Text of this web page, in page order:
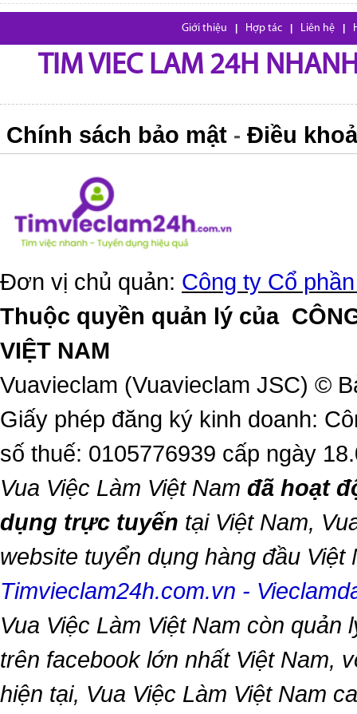
Giới thiệu Hợp tác Liên hệ
TIM VIEC LAM 24H
Chính sách bảo mật - Điều
Đơn vị chủ quản: Công ty Cổ
Thuộc quyền quản lý của
VIỆT NAM
Vuavieclam (Vuavieclam JSC) ©
Giấy phép đăng ký kinh doanh:
số thuế: 0105776939 cấp ngày
Vua Việc Làm Việt Nam đã hoạt
dụng trực tuyến tại Việt Nam,
website tuyển dụng hàng đầu
Timvieclam24h.com.vn -
Vua Việc Làm Việt Nam còn quản
trên facebook lớn nhất Việt Nam,
hiện tại, Vua Việc Làm Việt Nam